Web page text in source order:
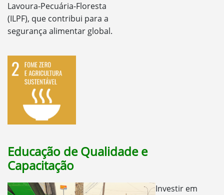
Lavoura-Pecuária-Floresta
(ILPF), que contribui para a
segurança alimentar global.
Educação de Qualidade e
Capacitação
Investir em